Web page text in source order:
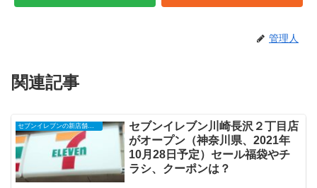
管理人
関連記事
セブンイレブン川崎長沢２丁目店
がオープン（神奈川県、2021年
10月28日予定）セール福袋やチ
ラシ、クーポンは？